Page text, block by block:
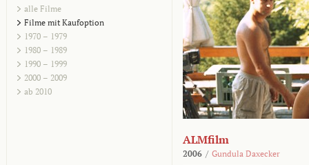
alle Filme
Filme mit Kaufoption
1970 – 1979
1980 – 1989
1990 – 1999
2000 – 2009
ab 2010
ALMfilm
2006 / Gundula Daxecker